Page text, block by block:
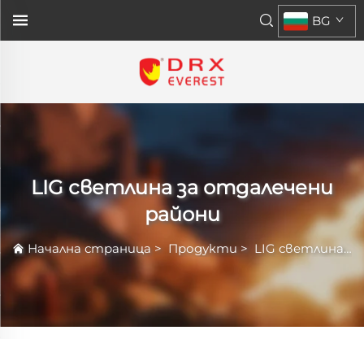
BG
LIG светлина за отдалечени
райони
Начална страница > Продукти > LIG светлина за отдалечени райони